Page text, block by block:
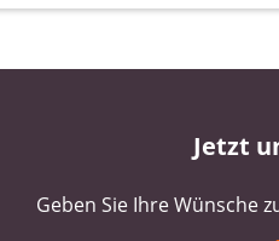
Jetzt
Geben Sie Ihre Wünsche